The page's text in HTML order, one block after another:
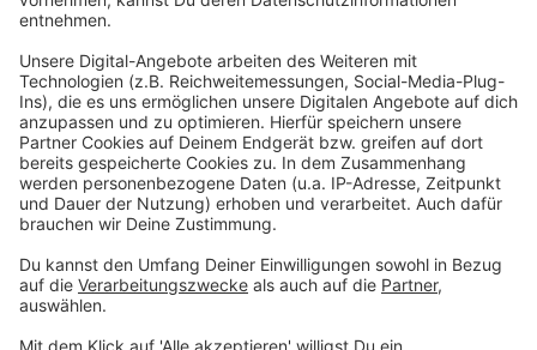
Und so bereitet ihr das Essen zu
Den Heilbutt in vier gleich große Stücke
schneiden.
Den Fischfond mit Weißwein zwei geschälten
Zehen Knoblauch und den in Scheiben
aufkochen. Reduzieren lassen.
Die Sahne dazugeben abschmecken und
passieren. Den Senf einrühren.